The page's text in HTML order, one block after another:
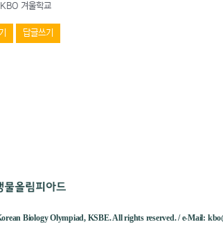
겨울학교
답글쓰기
Biology Olympiad, KSBE. All rights reserved. / e-Mail: